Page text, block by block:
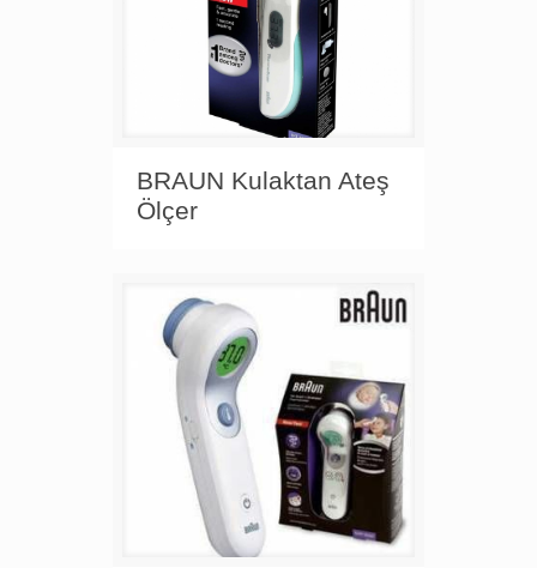
BRAUN Kulaktan Ateş
Ölçer